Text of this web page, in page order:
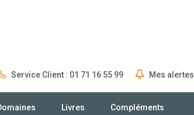
Service Client : 01 71 16 55 99 Mes alertes
Livres Compléments